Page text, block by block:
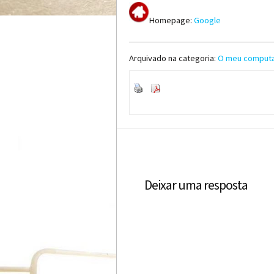
Homepage: Google
Arquivado na categoria: O meu
Deixar uma resposta